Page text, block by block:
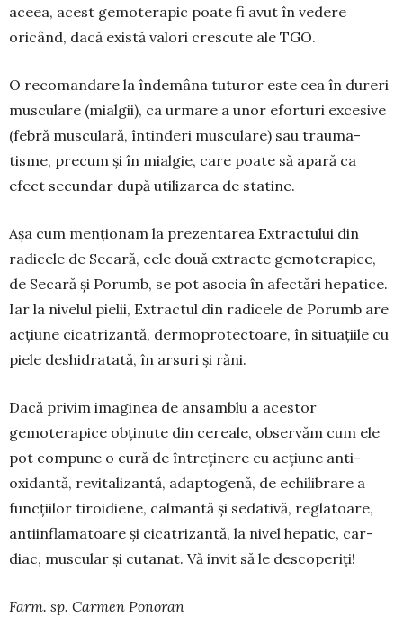
aceea, acest gemoterapic poa­te fi avut în vedere
oricând, dacă există valori crescute ale TGO.
O recomandare la îndemâna tuturor este cea în dureri
musculare (mialgii), ca ur­mare a unor efor­turi excesive
(febră mus­culară, întinderi mus­culare) sau trau­ma­
tisme, precum și în mialgie, care poate să apară ca
efect secundar după utilizarea de statine.
Așa cum menționam la prezentarea Extractului din
radicele de Secară, cele două extracte gemo­terapice,
de Secară și Porumb, se pot asocia în afectări hepatice.
Iar la nivelul pielii, Extractul din radicele de Porumb are
acțiune cicatrizantă, der­mo­protectoare, în situațiile cu
piele deshi­dratată, în arsuri și răni.
Dacă privim imaginea de ansamblu a acestor
gemoterapice obținute din cereale, observăm cum ele
pot compune o cură de întreținere cu acțiune anti­
oxidantă, revitalizantă, adaptogenă, de echili­brare a
funcțiilor tiroidiene, calmantă și sedativă, reglatoare,
antiinflamatoare și cicatrizantă, la nivel hepatic, car­
diac, muscular și cutanat. Vă invit să le descoperiți!
Farm. sp. Carmen Ponoran